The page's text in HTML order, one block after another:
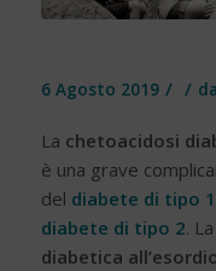
6 Agosto 2019 / / da
La chetoacidosi
è una grave
del diabete di tipo 1
diabete di tipo 2. La
diabetica